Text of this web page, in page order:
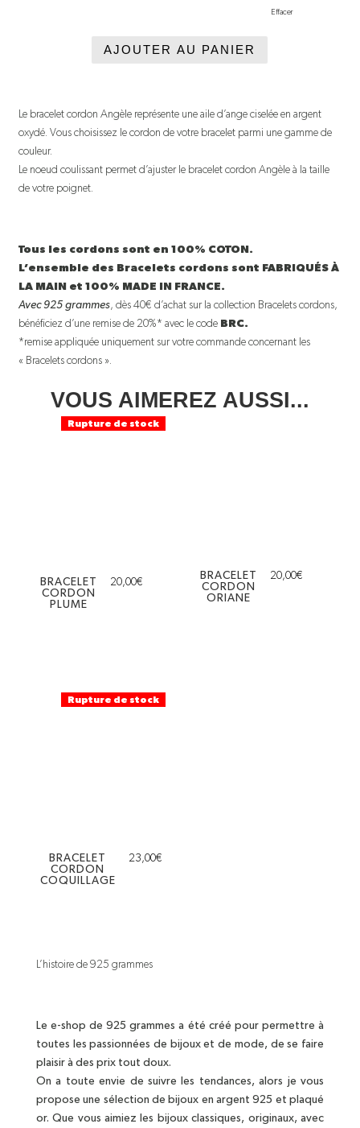
Effacer
AJOUTER AU PANIER
Le bracelet cordon Angèle représente une aile d’ange ciselée en argent
oxydé. Vous choisissez le cordon de votre bracelet parmi une gamme de
couleur.
Le noeud coulissant permet d’ajuster le bracelet cordon Angèle à la taille
de votre poignet.
Tous les cordons sont en 100% COTON.
L’ensemble des Bracelets cordons sont FABRIQUÉS À
LA MAIN et 100% MADE IN FRANCE.
Avec 925 grammes, dès 40€ d’achat sur la collection Bracelets cordons,
bénéficiez d’une remise de 20%* avec le code BRC.
*remise appliquée uniquement sur votre commande concernant les
« Bracelets cordons ».
VOUS AIMEREZ AUSSI...
Rupture de stock
BRACELET
CORDON
PLUME
20,00€
BRACELET
CORDON
ORIANE
20,00€
Rupture de stock
BRACELET
CORDON
COQUILLAGE
23,00€
L’histoire de 925 grammes
Le e-shop de 925 grammes a été créé pour permettre à
toutes les passionnées de bijoux et de mode, de se faire
plaisir à des prix tout doux.
On a toute envie de suivre les tendances, alors je vous
propose une sélection de bijoux en argent 925 et plaqué
or. Que vous aimiez les bijoux classiques, originaux, avec